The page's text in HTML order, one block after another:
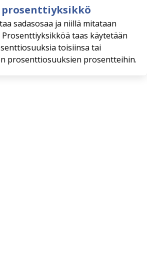
sadasosaa ja niillä mitataan
taas käytetään
toisiinsa tai
prosenttiosuuksien prosentteihin.